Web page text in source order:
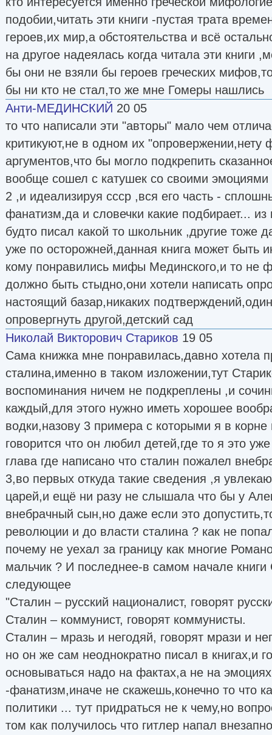
подобии,читать эти книги -пустая трата
героев,их мир,а обстоятельства и всё
на другое надеялась когда читала эти книги
бы они не взяли бы героев греческих
бы ни кто не стал,то же мне Гомеры нашлись
Анти-МЕДИНСКИЙ 20 05
то что написали эти "авторы" мало чем
критикуют,не в одном их "опровержении,нету
аргументов,что бы могло подкрепить
вообще сошел с катушек со своими эмоциями
2 ,и идеализируя ссср ,вся его часть -
фанатизм,да и словечки какие подбирает... из
будто писал какой то школьник ,другие тоже
уже по осторожней,данная книга может быть
кому понравились мифы Мединского,и то не
должно быть стыдно,они хотели написать
настоящий базар,никаких
опровергнуть другой,детский сад
Николай Викторович Стариков 19 05
Сама книжка мне понравилась,давно хотела
сталина,именно в таком изложении,тут
воспоминания ничем не подкреплены ,и
каждый,для этого нужно иметь хорошее
водки,назову 3 примера с которыми я в корне
говорится что он любил детей,где то я это
глава где написано что сталин пожалел
3,во первых откуда такие сведения ,я
царей,и ещё ни разу не слышала что бы у
внебрачный сын,но даже если это
революции и до власти сталина ? как не
почему не уехал за границу как многие
мальчик ? И последнее-в самом начале книги
следующее
"Сталин – русский националист, говорят
Сталин – коммунист, говорят коммунисты.
Сталин – мразь и негодяй, говорят мрази и
но он же сам неоднократно писал в книгах,и
основываться надо на фактах,а не на
-фанатизм,иначе не скажешь,конечно то что
политики ... тут придраться не к чему,но
том как получилось что гитлер напал